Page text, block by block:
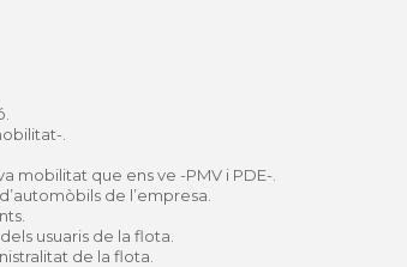
.
mobilitat que ens ve -PMV i PDE-.
de l’empresa.
usuaris de la flota.
de la flota.